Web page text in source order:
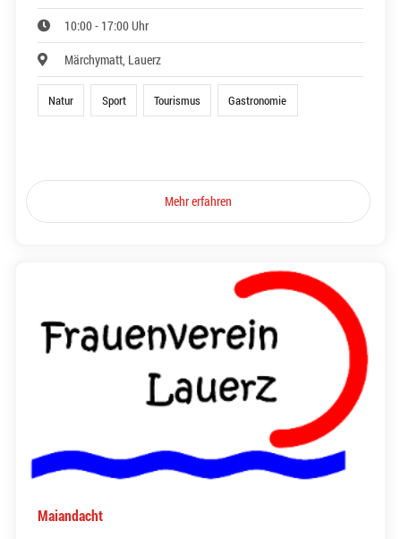
10:00 - 17:00 Uhr
Märchymatt, Lauerz
Natur Sport Tourismus Gastronomie
Mehr erfahren
Maiandacht